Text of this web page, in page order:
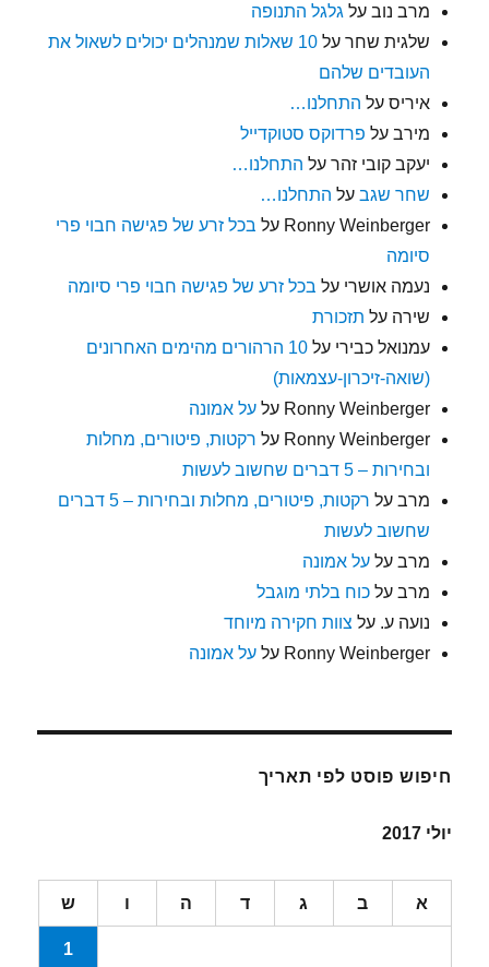
מרב נוב על גלגל התנופה
שלגית שחר על
10 שאלות שמנהלים יכולים לשאול את
העובדים שלהם
איריס על התחלנו…
מירב על פרדוקס סטוקדייל
יעקב קובי זהר על התחלנו…
שחר שגב על התחלנו…
Ronny Weinberger על בכל זרע של פגישה חבוי פרי
סיומה
נעמה אושרי על בכל זרע של פגישה חבוי פרי סיומה
שירה על תזכורת
עמנואל כבירי על
10 הרהורים מהימים האחרונים
(שואה-זיכרון-עצמאות)
Ronny Weinberger עלעל אמונה
Ronny Weinberger על רקטות, פיטורים, מחלות
ובחירות – 5 דברים שחשוב לעשות
מרב על
רקטות, פיטורים, מחלות ובחירות – 5 דברים
שחשוב לעשות
מרב עלעל אמונה
מרב עלכוח בלתי מוגבל
נועה ע. על צוות חקירה מיוחד
Ronny Weinberger עלעל אמונה
חיפוש פוסט לפי תאריך
יולי 2017
א ב ג ד ה ו ש
1